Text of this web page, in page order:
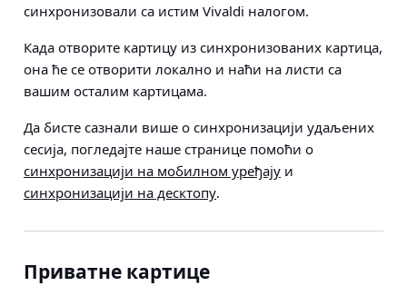
синхронизовали са истим Vivaldi налогом.
Када отворите картицу из синхронизованих картица,
она ће се отворити локално и наћи на листи са
вашим осталим картицама.
Да бисте сазнали више о синхронизацији удаљених
сесија, погледајте наше странице помоћи о
синхронизацији на мобилном уређају и
синхронизацији на десктопу.
Приватне картице